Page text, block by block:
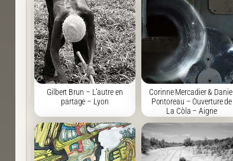
Gilbert Brun – L’autre en
partage – Lyon
Corinne Mercadier & Daniel
Pontoreau – Ouverture de
La Còla – Aigne